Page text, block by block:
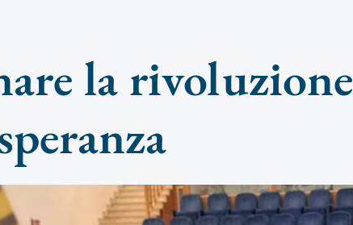
la rivoluzione